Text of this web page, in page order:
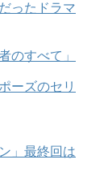
ったドラマ
のすべて」
ーズのセリ
」最終回は